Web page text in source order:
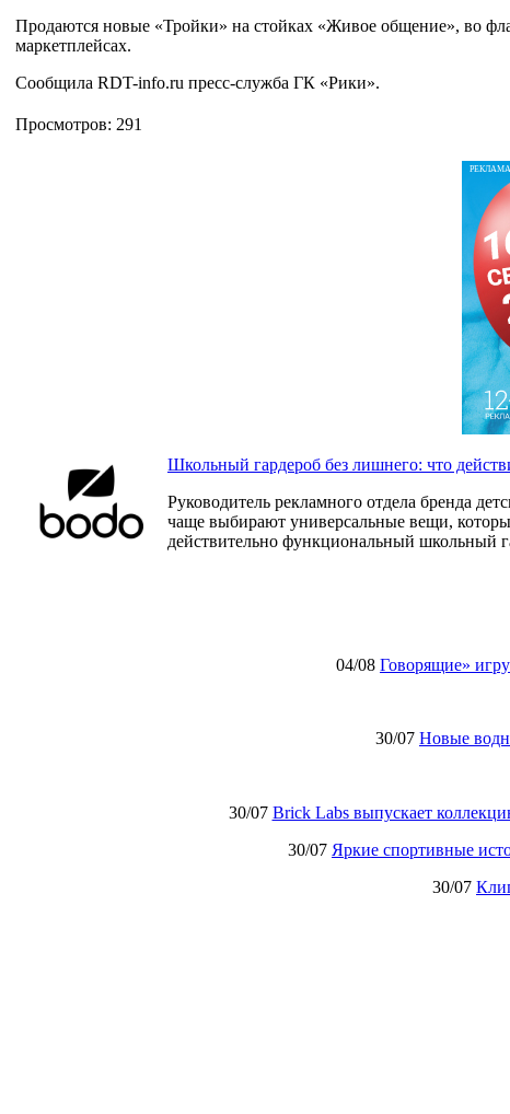
Продаются новые «Тройки» на стойках «Живое общение», во
маркетплейсах.
Сообщила RDT-info.ru пресс-служба ГК «Рики».
Просмотров: 291
РЕКЛАМА
Школьный гардероб без лишнего: что
Руководитель рекламного отдела бренда
чаще выбирают универсальные вещи,
действительно функциональный школьный
04/08 Говорящие»
30/07 Новые
30/07 Brick Labs выпускает
30/07 Яркие спортивные
30/07